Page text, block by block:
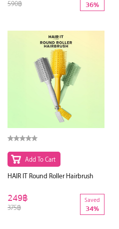
590฿ 36%
Add To Cart
HAIR IT Round Roller Hairbrush
375฿
249฿ Saved
34%